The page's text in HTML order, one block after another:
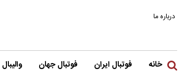
درباره ما
خانه فوتبال ایران فوتبال جهان والیبال